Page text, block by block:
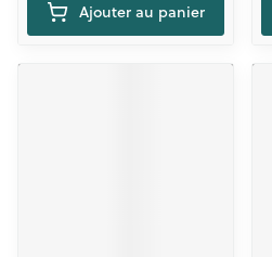
Ajouter au panier